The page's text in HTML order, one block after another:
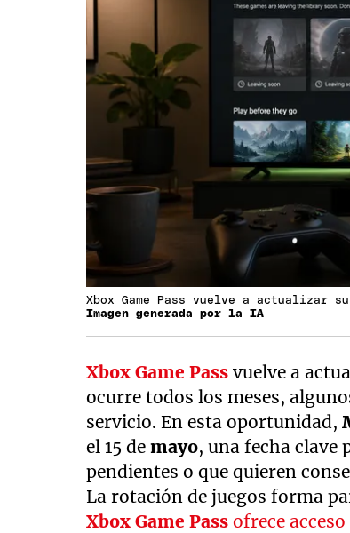
Xbox Game Pass vuelve a actualizar
Imagen generada por la IA
Xbox Game Pass vuelve a
ocurre todos los meses,
servicio. En esta oportunidad,
el 15 demayo, una fecha clave
pendientes o que quieren
La rotación de juegos forma
Xbox Game Pass ofrece